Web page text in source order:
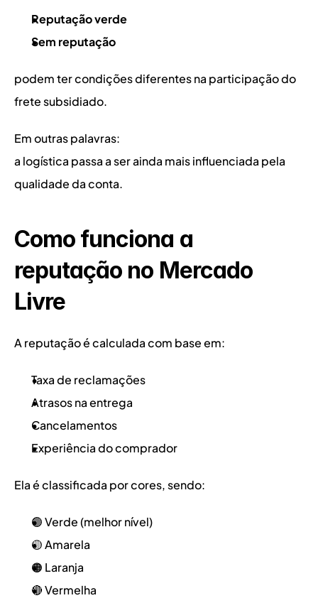
Reputação verde
Sem reputação
podem ter condições diferentes na participação do
frete subsidiado.
Em outras palavras:
a logística passa a ser ainda mais influenciada pela
qualidade da conta.
Como funciona a
reputação no Mercado
Livre
A reputação é calculada com base em:
Taxa de reclamações
Atrasos na entrega
Cancelamentos
Experiência do comprador
Ela é classificada por cores, sendo:
🟢 Verde (melhor nível)
🟡 Amarela
🟠 Laranja
🔴 Vermelha